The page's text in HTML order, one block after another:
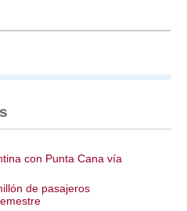
con Punta Cana vía
de pasajeros